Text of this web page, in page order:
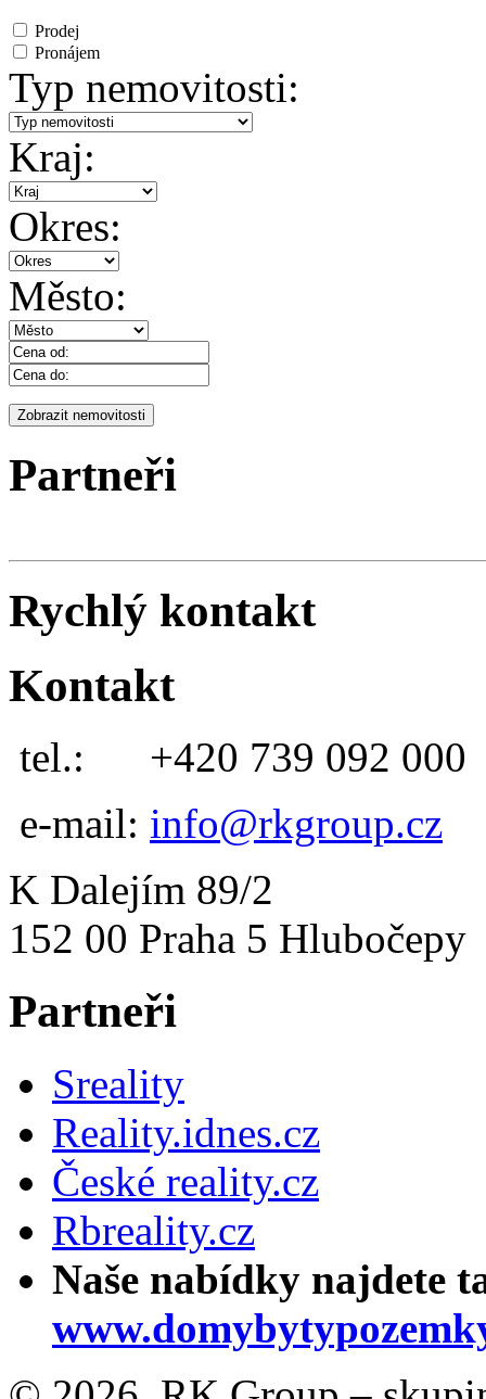
Prodej
Pronájem
Typ nemovitosti:
Kraj:
Okres:
Město:
Partneři
Rychlý kontakt
Kontakt
tel.: +420 739 092 000
e-mail: info@rkgroup.cz
K Dalejím 89/2
152 00 Praha 5 Hlubočepy
Partneři
Sreality
Reality.idnes.cz
České reality.cz
Rbreality.cz
Naše nabídky najdete